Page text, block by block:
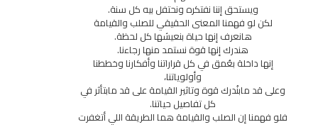
ويستحق إننا نفتكره ونحتفل بيه كل سنة.
لو فهمنا المعنى الحقيقي للصلب والقيامة
هانعرف إنها حياة بنعيشها كل لحظة.
هندرك إنها قوة نستمد منها رجاءنا.
داخلة بعُمق في كل قراراتنا وأفكارنا وخططنا
مابنُدرك قوة وتاثير القيامة على قد مابتأثر في
كل تفاصيل حياتنا.
إن الصلب والقيامة هما الطريقة اللي أتغفرت